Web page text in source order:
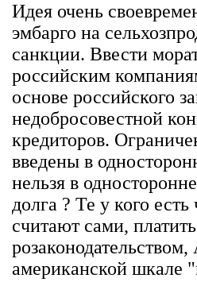
Идея очень
эмбарго на
санкции. Ввести
российским
основе российского
недобросовестной
кредиторов.
введены в
нельзя в
долга ? Те у кого
считают сами,
американской шкале